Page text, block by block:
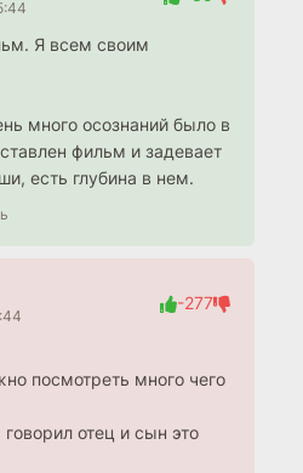
Я всем своим
много осознаний было в
фильм и задевает
есть глубина в нем.
-277
посмотреть много чего
отец и сын это